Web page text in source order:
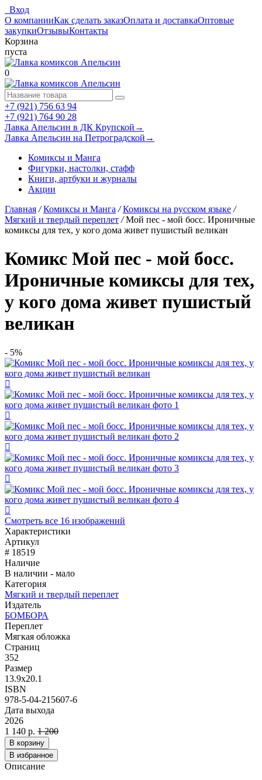
Вход
О компанииКак сделать заказОплата и доставкаОптовые
закупкиОтзывыКонтакты
Корзина
пуста
0
+7 (921) 756 63 94
+7 (921) 764 90 28
Лавка Апельсин в ДК Крупской →
Лавка Апельсин на Петроградской →
Комиксы и Манга
Фигурки, настолки, стафф
Книги, артбуки и журналы
Акции
Главная / Комиксы и Манга / Комиксы на русском языке /
Мягкий и твердый переплет / Мой пес - мой босс. Ироничные
комиксы для тех, у кого дома живет пушистый великан
Комикс Мой пес - мой босс.
Ироничные комиксы для тех,
у кого дома живет пушистый
великан
- 5%
Смотреть все 16 изображений
Характеристики
Артикул
# 18519
Наличие
В наличии - мало
Категория
Мягкий и твердый переплет
Издатель
БОМБОРА
Переплет
Мягкая обложка
Страниц
352
Размер
13.9x20.1
ISBN
978-5-04-215607-6
Дата выхода
2026
1 140 р. 1 200
В корзину
В избранное
Описание